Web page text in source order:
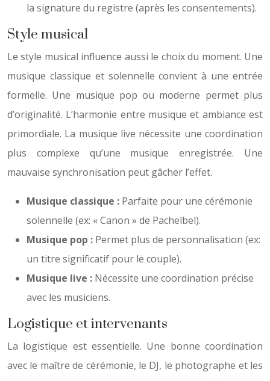
la signature du registre (après les consentements).
Style musical
Le style musical influence aussi le choix du moment. Une
musique classique et solennelle convient à une entrée
formelle. Une musique pop ou moderne permet plus
d’originalité. L’harmonie entre musique et ambiance est
primordiale. La musique live nécessite une coordination
plus complexe qu’une musique enregistrée. Une
mauvaise synchronisation peut gâcher l’effet.
Musique classique : Parfaite pour une cérémonie
solennelle (ex: « Canon » de Pachelbel).
Musique pop : Permet plus de personnalisation (ex:
un titre significatif pour le couple).
Musique live : Nécessite une coordination précise
avec les musiciens.
Logistique et intervenants
La logistique est essentielle. Une bonne coordination
avec le maître de cérémonie, le DJ, le photographe et les